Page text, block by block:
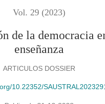
Vol. 29 (2023)
de la democracia
enseñanza
ARTICULOS DOSSIER
10.22352/